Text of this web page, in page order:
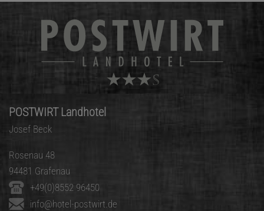
POSTWIRT Landhotel
Josef Beck
Rosenau 48
94481 Grafenau
+49(0)8552 96450
info@hotel-postwirt.de